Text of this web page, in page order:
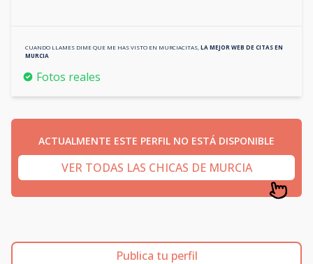
CUANDO LLAMES DIME QUE ME HAS VISTO EN MURCIACITAS LA MEJOR WEB DE CITAS EN
MURCIA
Fotos reales
ACTUALMENTE ESTE PERFIL NO ESTÁ DISPONIBLE
VER TODAS LAS CHICAS DE MURCIA
Publica tu perfil